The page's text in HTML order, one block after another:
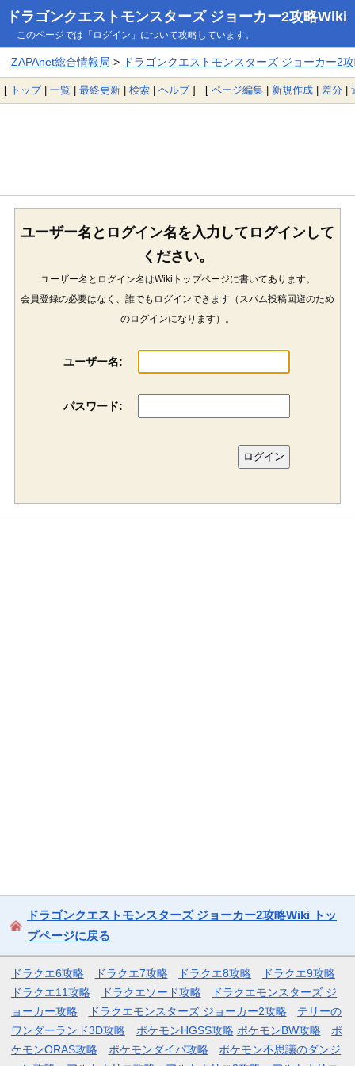
ドラゴンクエストモンスターズ ジョーカー2攻略Wiki
このページでは「ログイン」について攻略しています。
ZAPAnet総合情報局 > ドラゴンクエストモンスターズ ジョーカー2
[ トップ| 一覧 | 最終更新 | 検索 | ヘルプ] [ ページ編集 | 新規作成 | 差分 |
ユーザー名とログイン名を入力してログインして
ください。
ユーザー名とログイン名はWikiトップページに書いてあります。
会員登録の必要はなく、誰でもログインできます（スパム投稿回避のため
のログインになります）。
ユーザー名:
パスワード:
ドラゴンクエストモンスターズ ジョーカー2攻略Wiki トッ
プページに戻る
ドラクエ6攻略 ドラクエ7攻略 ドラクエ8攻略
ドラクエ9攻略
ドラクエ11攻略
ドラクエソード攻略
ドラクエモンスターズ ジ
ョーカー攻略
ドラクエモンスターズ ジョーカー2攻略
テリーの
ワンダーランド3D攻略
ポケモンHGSS攻略 ポケモンBW攻略
ポ
ケモンORAS攻略
ポケモンダイパ攻略
ポケモン不思議のダンジ